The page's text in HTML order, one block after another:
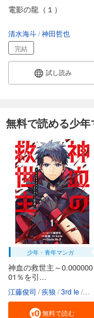
電影の龍（１）
清水海斗 神田哲也
完結
試し読み
無料で読める少年
少年・青年マンガ
神血の救世主～0.000000
01％を引...
江藤俊司 疾狼 3rd Ie
無料で読む